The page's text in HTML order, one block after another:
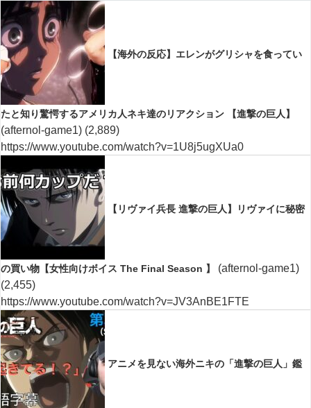
【海外の反応】エレンがグリシャを食ってい
たと知り驚愕するアメリカ人ネキ達のリアクション 【進撃の巨人】
(afternol-game1) (2,889)
https://www.youtube.com/watch?v=1U8j5ugXUa0
【リヴァイ兵長 進撃の巨人】リヴァイに秘密
の買い物【女性向けボイス The Final Season 】
(afternol-game1)
(2,455)
https://www.youtube.com/watch?v=JV3AnBE1FTE
アニメを見ない海外ニキの「進撃の巨人」鑑